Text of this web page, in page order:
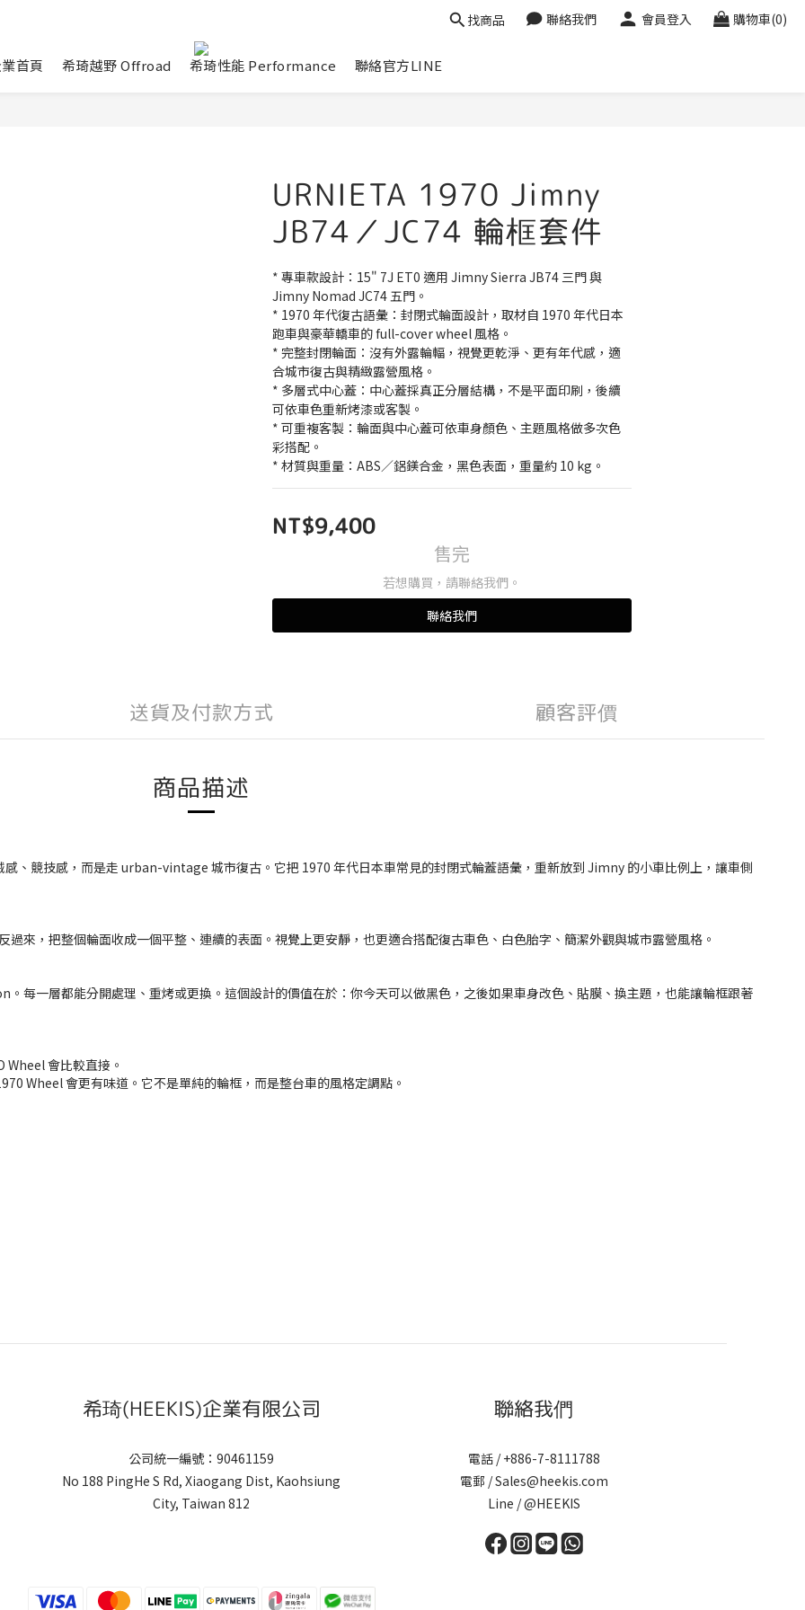
找商品 聯絡我們 會員登入 購物車(0)
首頁 希琦越野 Offroad 希琦性能 Performance 聯絡官方LINE
URNIETA 1970 Jimny
JB74／JC74 輪框套件
* 專車款設計：15" 7J ET0 適用 Jimny Sierra JB74 三門 與
Jimny Nomad JC74 五門。
* 1970 年代復古語彙：封閉式輪面設計，取材自 1970 年代日本
跑車與豪華轎車的 full-cover wheel 風格。
* 完整封閉輪面：沒有外露輪輻，視覺更乾淨、更有年代感，適
合城市復古與精緻露營風格。
* 多層式中心蓋：中心蓋採真正分層結構，不是平面印刷，後續
可依車色重新烤漆或客製。
* 可重複客製：輪面與中心蓋可依車身顏色、主題風格做多次色
彩搭配。
* 材質與重量：ABS／鋁鎂合金，黑色表面，重量約 10 kg。
NT$9,400
售完
若想購買，請聯絡我們。
聯絡我們
送貨及付款方式 顧客評價
商品描述
、競技感，而是走 urban-vintage 城市復古。它把 1970 年代日本車常見的封閉式輪蓋語彙，重新放到 Jimny 的小車比例上，讓車側
來，把整個輪面收成一個平整、連續的表面。視覺上更安靜，也更適合搭配復古車色、白色胎字、簡潔外觀與城市露營風格。
每一層都能分開處理、重烤或更換。這個設計的價值在於：你今天可以做黑色，之後如果車身改色、貼膜、換主題，也能讓輪框跟著
會比較直接。
Wheel 會更有味道。它不是單純的輪框，而是整台車的風格定調點。
希琦(HEEKIS)企業有限公司
公司統一編號：90461159
No 188 PingHe S Rd, Xiaogang Dist, Kaohsiung
City, Taiwan 812
聯絡我們
電話 / +886-7-8111788
電郵 / Sales@heekis.com
Line / @HEEKIS